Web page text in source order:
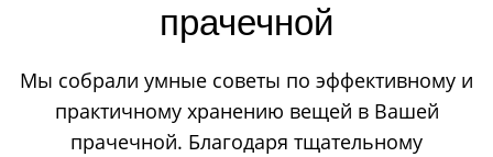
прачечной
Мы собрали умные советы по эффективному и
практичному хранению вещей в Вашей
прачечной. Благодаря тщательному